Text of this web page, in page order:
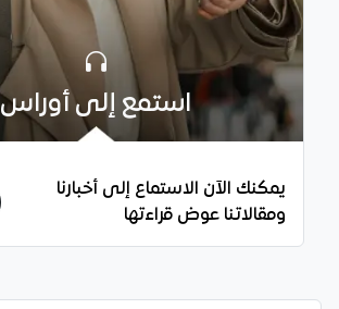
استمع إلى أوراس
يمكنك الآن الاستماع إلى أخبارنا
ومقالاتنا عوض قراءتها